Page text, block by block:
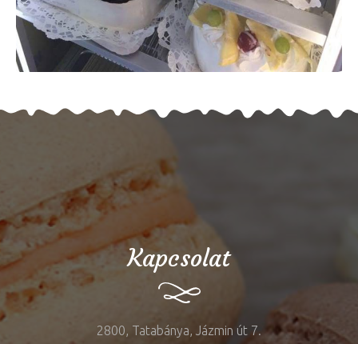
Kapcsolat
2800, Tatabánya, Jázmin út 7.